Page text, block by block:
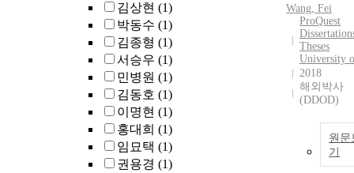
김상현 (1)
박동수 (1)
김종형 (1)
서승우 (1)
민병원 (1)
김동호 (1)
이명현 (1)
홍대희 (1)
임묘택 (1)
권용경 (1)
Wang, Fei
ProQuest
Theses
University
2018
해외박사
(DDOD)
원문
기